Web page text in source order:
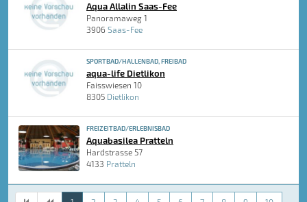
Aqua Allalin Saas-Fee
Panoramaweg 1
3906 Saas-Fee
SPORTBAD/HALLENBAD, FREIBAD
aqua-life Dietlikon
Faisswiesen 10
8305 Dietlikon
FREIZEITBAD/ERLEBNISBAD
Aquabasilea Pratteln
Hardstrasse 57
4133 Pratteln